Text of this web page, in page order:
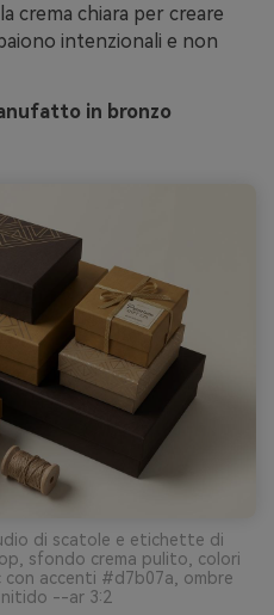
crema chiara per creare
intenzionali e non
in bronzo
di scatole e etichette di
sfondo crema pulito, colori
accenti #d7b07a, ombre
nitido --ar 3:2